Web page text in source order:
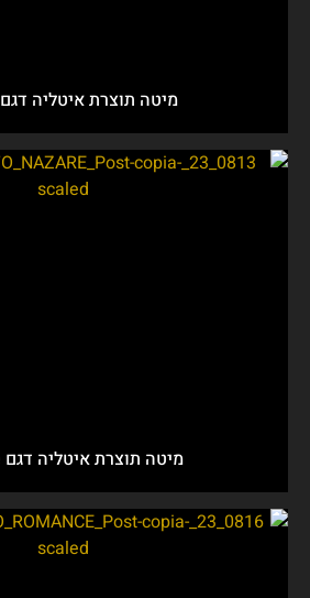
מיטה תוצרת איטליה דגם Confit
מיטה תוצרת איטליה דגם Nazare